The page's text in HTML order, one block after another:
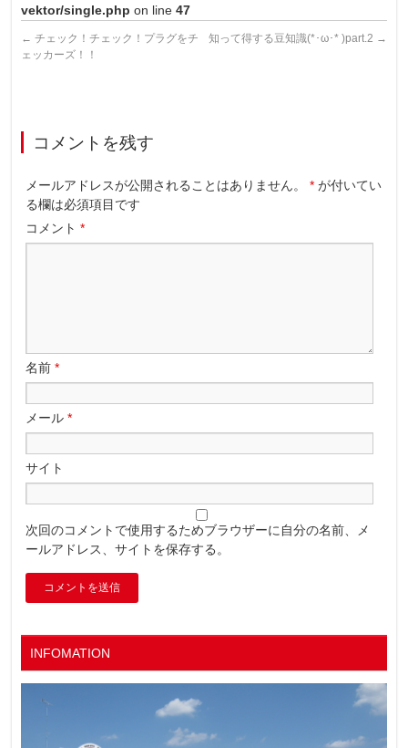
vektor/single.php on line47
← チェック！チェック！プラグをチ
ェッカーズ！！
知って得する豆知識(*･ω･* )part.2 →
コメントを残す
メールアドレスが公開されることはありません。 * が付いてい
る欄は必須項目です
コメント*
名前*
メール*
サイト
次回のコメントで使用するためブラウザーに自分の名前、メ
ールアドレス、サイトを保存する。
INFOMATION